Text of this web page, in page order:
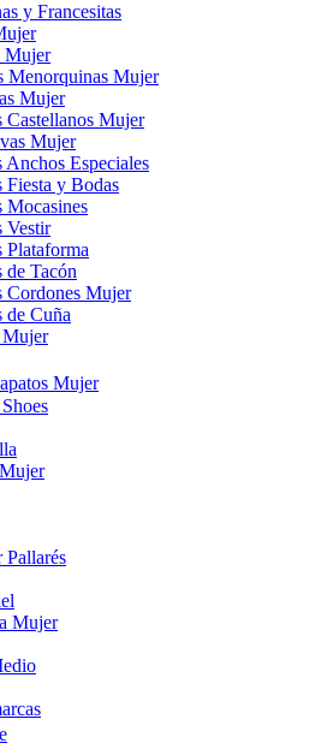
y Francesitas
Mujer
Menorquinas Mujer
Mujer
Castellanos Mujer
Mujer
Anchos Especiales
Fiesta y Bodas
Mocasines
Vestir
Plataforma
de Tacón
Cordones Mujer
de Cuña
Mujer
Mujer
Pallarés
Mujer